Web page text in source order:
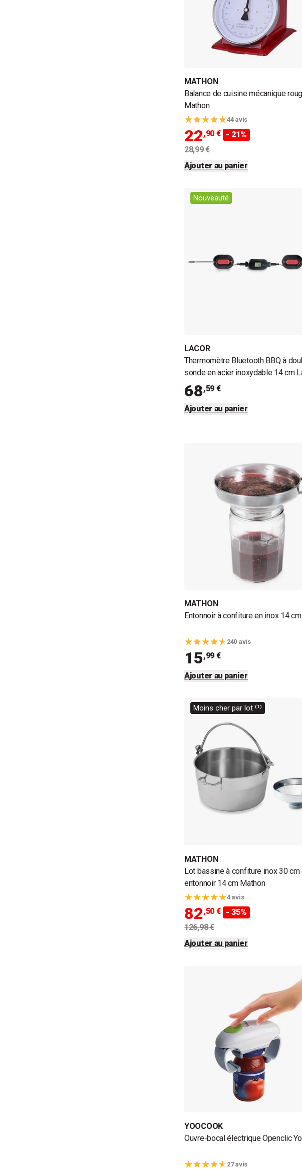
MATHON
Balance de cuisine mécanique
Mathon
44 avis
22,90 €
- 21%
28,99 €
Ajouter au panier
Nouveauté
LACOR
Thermomètre Bluetooth BBQ à
sonde en acier inoxydable 14 cm
68,59 €
Ajouter au panier
MATHON
Entonnoir à confiture en inox 14
240 avis
15,99 €
Ajouter au panier
Moins cher par lot ⁽¹⁾
MATHON
Lot bassine à confiture inox 30 cm
entonnoir 14 cm Mathon
4 avis
82,50 €
- 35%
126,98 €
Ajouter au panier
YOOCOOK
Ouvre-bocal électrique Openclic
27 avis